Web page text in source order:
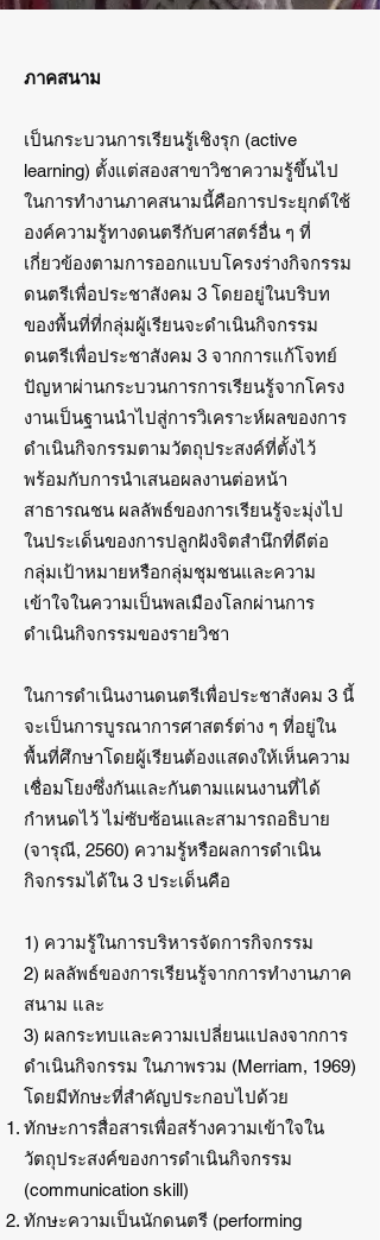
ภาคสนาม
เป็นกระบวนการเรียนรู้เชิงรุก (active
learning) ตั้งแต่สองสาขาวิชาความรู้ขึ้นไป
ในการทำงานภาคสนามนี้คือการประยุกต์ใช้
องค์ความรู้ทางดนตรีกับศาสตร์อื่น ๆ ที่
เกี่ยวข้องตามการออกแบบโครงร่างกิจกรรม
ดนตรีเพื่อประชาสังคม 3 โดยอยู่ในบริบท
ของพื้นที่ที่กลุ่มผู้เรียนจะดำเนินกิจกรรม
ดนตรีเพื่อประชาสังคม 3 จากการแก้โจทย์
ปัญหาผ่านกระบวนการการเรียนรู้จากโครง
งานเป็นฐานนำไปสู่การวิเคราะห์ผลของการ
ดำเนินกิจกรรมตามวัตถุประสงค์ที่ตั้งไว้
พร้อมกับการนำเสนอผลงานต่อหน้า
สาธารณชน ผลลัพธ์ของการเรียนรู้จะมุ่งไป
ในประเด็นของการปลูกฝังจิตสำนึกที่ดีต่อ
กลุ่มเป้าหมายหรือกลุ่มชุมชนและความ
เข้าใจในความเป็นพลเมืองโลกผ่านการ
ดำเนินกิจกรรมของรายวิชา
ในการดำเนินงานดนตรีเพื่อประชาสังคม 3 นี้
จะเป็นการบูรณาการศาสตร์ต่าง ๆ ที่อยู่ใน
พื้นที่ศึกษาโดยผู้เรียนต้องแสดงให้เห็นความ
เชื่อมโยงซึ่งกันและกันตามแผนงานที่ได้
กำหนดไว้ ไม่ซับซ้อนและสามารถอธิบาย
(จารุณี, 2560) ความรู้หรือผลการดำเนิน
กิจกรรมได้ใน 3 ประเด็นคือ
1) ความรู้ในการบริหารจัดการกิจกรรม
2) ผลลัพธ์ของการเรียนรู้จากการทำงานภาค
สนาม และ
3) ผลกระทบและความเปลี่ยนแปลงจากการ
ดำเนินกิจกรรม ในภาพรวม (Merriam, 1969)
โดยมีทักษะที่สำคัญประกอบไปด้วย
ทักษะการสื่อสารเพื่อสร้างความเข้าใจใน
วัตถุประสงค์ของการดำเนินกิจกรรม
(communication skill)
ทักษะความเป็นนักดนตรี (performing